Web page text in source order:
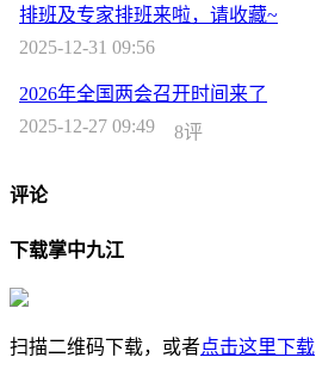
排班及专家排班来啦，请收藏~
2025-12-31 09:56
2026年全国两会召开时间来了
2025-12-27 09:49
8评
评论
下载掌中九江
扫描二维码下载，或者点击这里下载